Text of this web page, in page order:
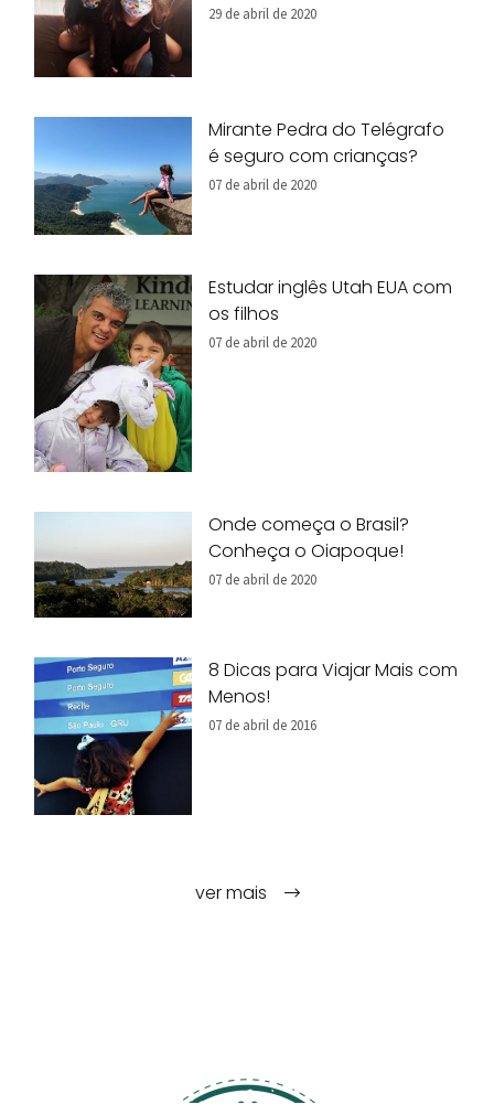
29 de abril de 2020
Mirante Pedra do Telégrafo
é seguro com crianças?
07 de abril de 2020
Estudar inglês Utah EUA com
os filhos
07 de abril de 2020
Onde começa o Brasil?
Conheça o Oiapoque!
07 de abril de 2020
8 Dicas para Viajar Mais com
Menos!
07 de abril de 2016
ver mais